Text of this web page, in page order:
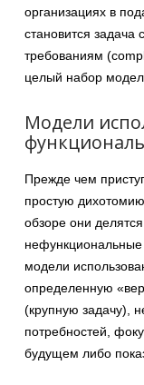
организациях в
становится задача
требованиям
целый набор
Модели
Прежде чем
простую
обзоре они
модели
определенную
(крупную задачу),
потребностей,
будущем либо